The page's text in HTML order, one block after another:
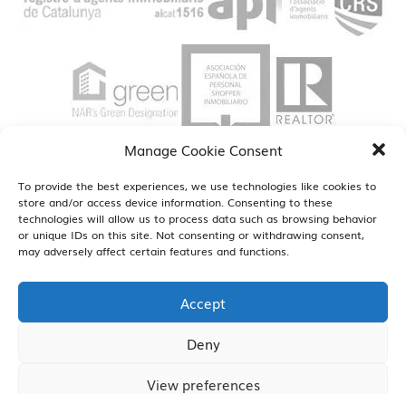
Manage Cookie Consent
To provide the best experiences, we use technologies like cookies to
store and/or access device information. Consenting to these
technologies will allow us to process data such as browsing behavior
or unique IDs on this site. Not consenting or withdrawing consent,
may adversely affect certain features and functions.
Accept
Deny
View preferences